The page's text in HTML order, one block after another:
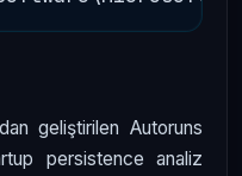
geliştirilen Autoruns
persistence analiz